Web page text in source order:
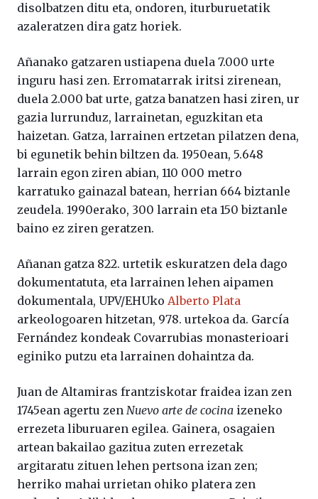
disolbatzen ditu eta, ondoren, iturburuetatik
azaleratzen dira gatz horiek.
Añanako gatzaren ustiapena duela 7.000 urte
inguru hasi zen. Erromatarrak iritsi zirenean,
duela 2.000 bat urte, gatza banatzen hasi ziren, ur
gazia lurrunduz, larrainetan, eguzkitan eta
haizetan. Gatza, larrainen ertzetan pilatzen dena,
bi egunetik behin biltzen da. 1950ean, 5.648
larrain egon ziren abian, 110 000 metro
karratuko gainazal batean, herrian 664 biztanle
zeudela. 1990erako, 300 larrain eta 150 biztanle
baino ez ziren geratzen.
Añanan gatza 822. urtetik eskuratzen dela dago
dokumentatuta, eta larrainen lehen aipamen
dokumentala, UPV/EHUko Alberto Plata
arkeologoaren hitzetan, 978. urtekoa da. García
Fernández kondeak Covarrubias monasterioari
eginiko putzu eta larrainen dohaintza da.
Juan de Altamiras frantziskotar fraidea izan zen
1745ean agertu zen Nuevo arte de cocina izeneko
errezeta liburuaren egilea. Gainera, osagaien
artean bakailao gazitua zuten errezetak
argitaratu zituen lehen pertsona izan zen;
herriko mahai urrietan ohiko platera zen